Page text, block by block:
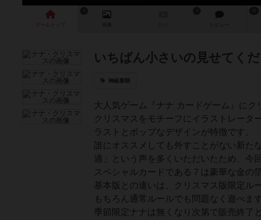
ゲーム 画像 レビュー
いちばん小さいの見せてくだ
神経衰弱
大人気ゲーム『ナナ カードゲーム』にク
クリスマスをモチーフにイラストレータ
ラストとポップなデザインが特徴です。
誰にオススメしても外すことがない新た
適」という声を多くいただいたため、今
スペシャルカードである７は豪華な金の
基本版との違いは、クリスマス版限定ル
もちろん通常ルールでも問題なく遊べます
季節限定ナナは無くなり次第で販売終了